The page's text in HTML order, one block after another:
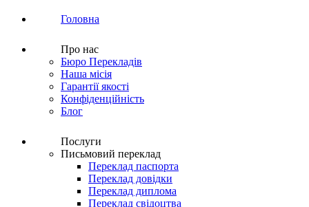
Головна
Про нас
Бюро Перекладів
Наша місія
Гарантії якості
Конфіденційність
Блог
Послуги
Письмовий переклад
Переклад паспорта
Переклад довідки
Переклад диплома
Переклад свідоцтва